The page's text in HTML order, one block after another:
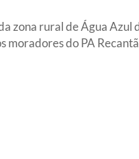
zona rural de Água Azul
do PA